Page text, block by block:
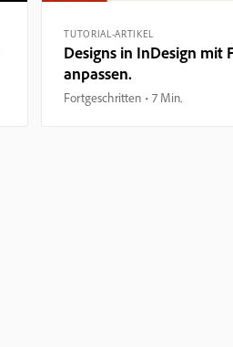
TUTORIAL-ARTIKEL
Designs in InDesign mit
anpassen.
Fortgeschritten 7 Min.